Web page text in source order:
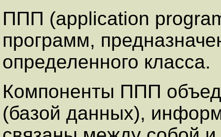
ППП (application
программ,
определенного класса.
Компоненты ППП
(базой данных),